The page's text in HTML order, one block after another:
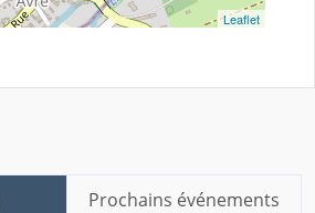
Leaflet
Prochains événements